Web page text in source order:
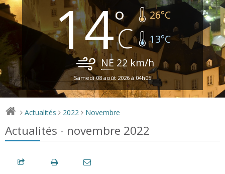
14 26°C
13°C
NE 22 km/h
Samedi 08 août 2026 à 04h05
> Actualités > 2022 > Novembre
Actualités - novembre 2022